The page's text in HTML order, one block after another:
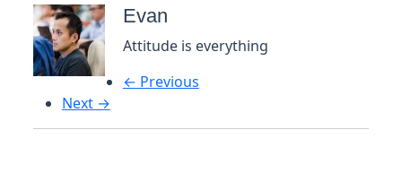
Evan
Attitude is everything
← Previous
Next →